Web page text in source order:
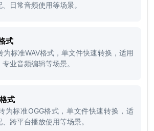
日常音频使用等场景。
式
为标准WAV格式，单文件快速转换，适用
业音频编辑等场景。
式
为标准OGG格式，单文件快速转换，适
跨平台播放使用等场景。